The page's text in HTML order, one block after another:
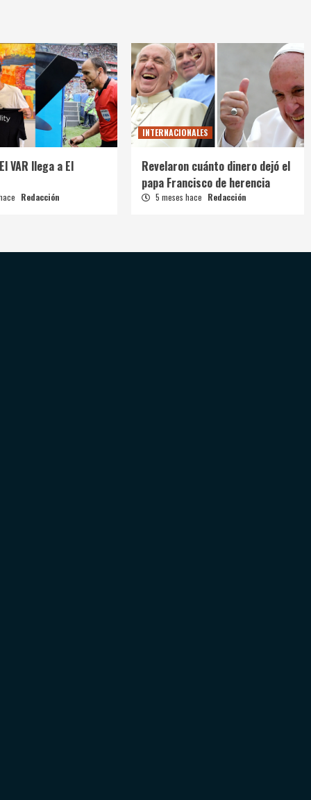
VAR llega a El
Redacción
INTERNACIONALES
Revelaron cuánto dinero dejó el
papa Francisco de herencia
5 meses hace Redacción